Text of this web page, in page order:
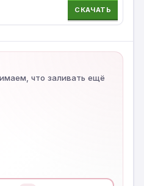
СКАЧАТЬ
что заливать ещё